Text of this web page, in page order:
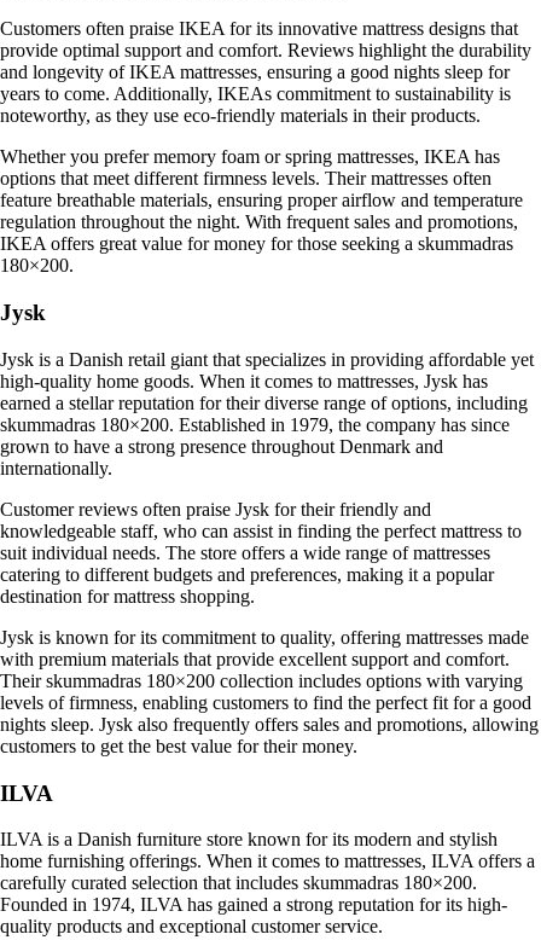
Customers often praise IKEA for its innovative mattress designs that
provide optimal support and comfort. Reviews highlight the durability
and longevity of IKEA mattresses, ensuring a good nights sleep for
years to come. Additionally, IKEAs commitment to sustainability is
noteworthy, as they use eco-friendly materials in their products.
Whether you prefer memory foam or spring mattresses, IKEA has
options that meet different firmness levels. Their mattresses often
feature breathable materials, ensuring proper airflow and temperature
regulation throughout the night. With frequent sales and promotions,
IKEA offers great value for money for those seeking a skummadras
180×200.
Jysk
Jysk is a Danish retail giant that specializes in providing affordable yet
high-quality home goods. When it comes to mattresses, Jysk has
earned a stellar reputation for their diverse range of options, including
skummadras 180×200. Established in 1979, the company has since
grown to have a strong presence throughout Denmark and
internationally.
Customer reviews often praise Jysk for their friendly and
knowledgeable staff, who can assist in finding the perfect mattress to
suit individual needs. The store offers a wide range of mattresses
catering to different budgets and preferences, making it a popular
destination for mattress shopping.
Jysk is known for its commitment to quality, offering mattresses made
with premium materials that provide excellent support and comfort.
Their skummadras 180×200 collection includes options with varying
levels of firmness, enabling customers to find the perfect fit for a good
nights sleep. Jysk also frequently offers sales and promotions, allowing
customers to get the best value for their money.
ILVA
ILVA is a Danish furniture store known for its modern and stylish
home furnishing offerings. When it comes to mattresses, ILVA offers a
carefully curated selection that includes skummadras 180×200.
Founded in 1974, ILVA has gained a strong reputation for its high-
quality products and exceptional customer service.